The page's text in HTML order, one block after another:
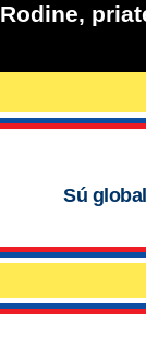
Rodine,
Sú